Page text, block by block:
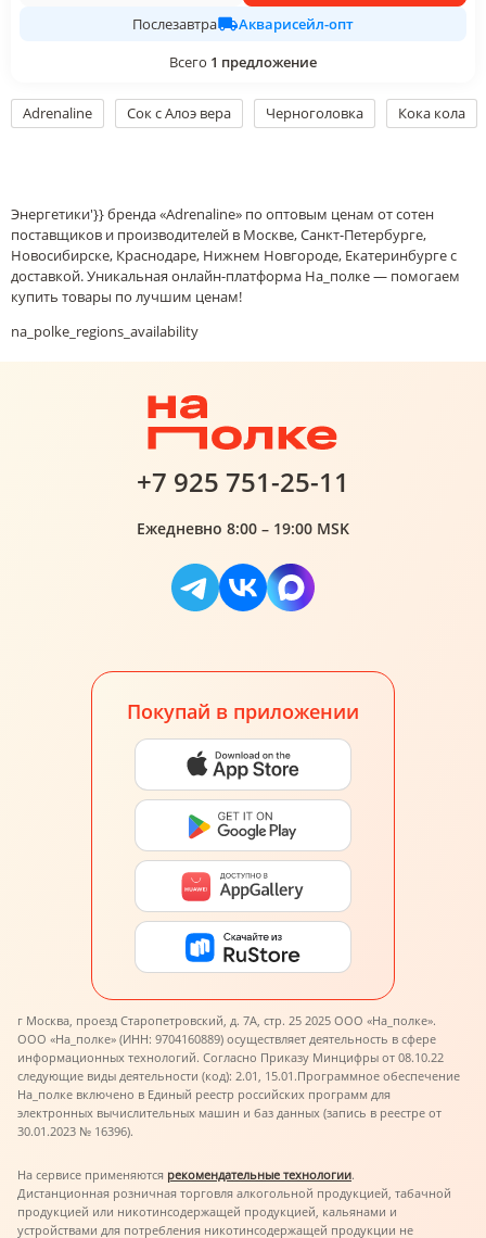
Послезавтра
Акварисейл-опт
Всего 1 предложение
Adrenaline Сок с Алоэ вера Черноголовка Кока кола
Энергетики'}} бренда «Adrenaline» по оптовым ценам от сотен
поставщиков и производителей в Москве, Санкт-Петербурге,
Новосибирске, Краснодаре, Нижнем Новгороде, Екатеринбурге с
доставкой. Уникальная онлайн-платформа На_полке — помогаем
купить товары по лучшим ценам!
na_polke_regions_availability
+7 925 751-25-11
Ежедневно 8:00 – 19:00 MSK
Покупай в приложении
г Москва, проезд Старопетровский, д. 7А, стр. 25 2025 ООО «На_полке».
ООО «На_полке» (ИНН: 9704160889) осуществляет деятельность в сфере
информационных технологий. Согласно Приказу Минцифры от 08.10.22
следующие виды деятельности (код): 2.01, 15.01.Программное обеспечение
На_полке включено в Единый реестр российских программ для
электронных вычислительных машин и баз данных (запись в реестре от
30.01.2023 № 16396).
На сервисе применяются рекомендательные технологии.
Дистанционная розничная торговля алкогольной продукцией, табачной
продукцией или никотинсодержащей продукцией, кальянами и
устройствами для потребления никотинсодержащей продукции не